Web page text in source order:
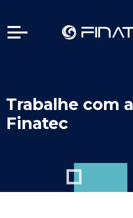
Trabalhe com a
Finatec